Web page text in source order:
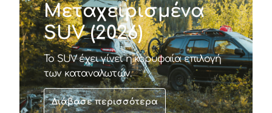
Μεταχειρισμένα
SUV (2026)
Το SUV έχει γίνει η κορυφαία επιλογή
των καταναλωτών.
Διάβασε περισσότερα